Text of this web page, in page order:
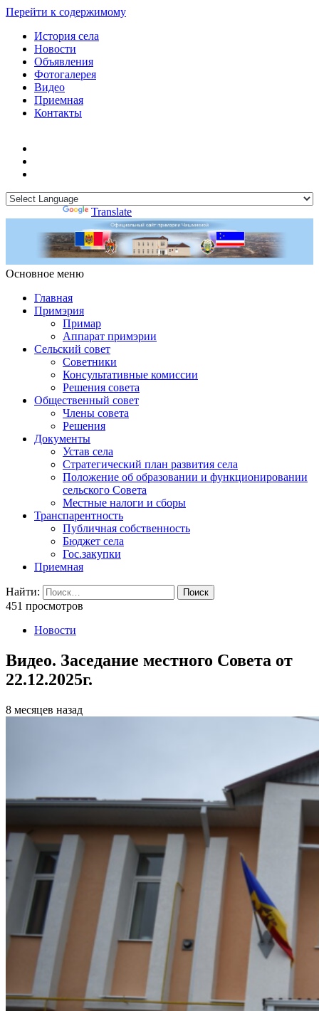
Перейти к содержимому
История села
Новости
Объявления
Фотогалерея
Видео
Приемная
Контакты
Translate
Основное меню
Примэрия Чишмикиой
Главная
Примэрия
Примар
Аппарат примэрии
Сельский совет
Советники
Консультативные комиссии
Решения совета
Общественный совет
Члены совета
Решения
Документы
Устав села
Стратегический план развития села
Положение об образовании и функционировании
сельского Совета
Местные налоги и сборы
Транспарентность
Публичная собственность
Бюджет села
Гос.закупки
Приемная
Найти:
451 просмотров
Новости
Видео. Заседание местного Совета от
22.12.2025г.
8 месяцев назад